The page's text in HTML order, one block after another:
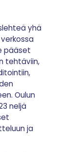
yhä
pääset
tehtäviin,
Oulun
neljä
ja